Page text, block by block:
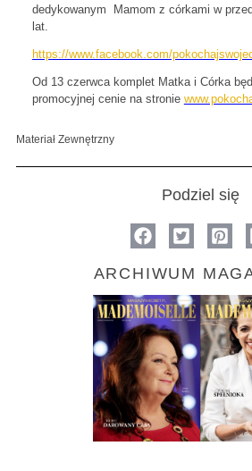
dedykowanym Mamom z córkami w
lat.
https://www.facebook.com/
Od 13 czerwca komplet Matka i Córka
promocyjnej cenie na stronie
Materiał Zewnętrzny
Podziel się
ARCHIWUM